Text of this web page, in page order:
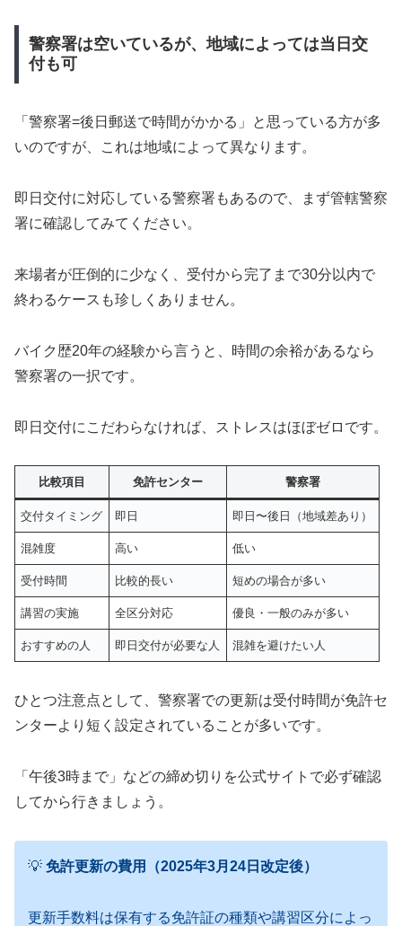
警察署は空いているが、地域によっては当日交
付も可
「警察署=後日郵送で時間がかかる」と思っている方が多
いのですが、これは地域によって異なります。
即日交付に対応している警察署もあるので、まず管轄警察
署に確認してみてください。
来場者が圧倒的に少なく、受付から完了まで30分以内で
終わるケースも珍しくありません。
バイク歴20年の経験から言うと、時間の余裕があるなら
警察署の一択です。
即日交付にこだわらなければ、ストレスはほぼゼロです。
比較項目 免許センター 警察署
交付タイミング 即日 即日〜後日（地域差あり）
混雑度 高い 低い
受付時間 比較的長い 短めの場合が多い
講習の実施 全区分対応 優良・一般のみが多い
おすすめの人 即日交付が必要な人 混雑を避けたい人
ひとつ注意点として、警察署での更新は受付時間が免許セ
ンターより短く設定されていることが多いです。
「午後3時まで」などの締め切りを公式サイトで必ず確認
してから行きましょう。
💡 免許更新の費用（2025年3月24日改定後）
更新手数料は保有する免許証の種類や講習区分によっ